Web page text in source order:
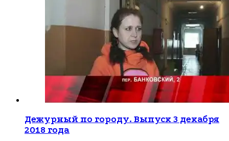
Дежурный по городу. Выпуск 3 декабря
2018 года